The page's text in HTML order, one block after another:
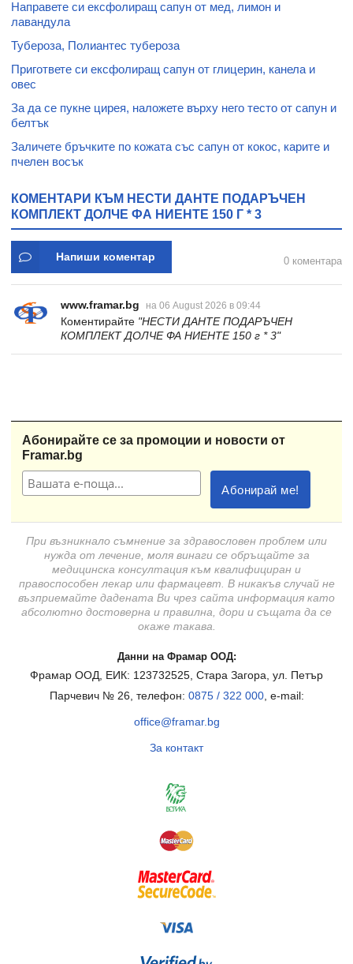
Направете си ексфолиращ сапун от мед, лимон и
лавандула
Тубероза, Полиантес тубероза
Пригответе си ексфолиращ сапун от глицерин, канела и
овес
За да се пукне цирея, наложете върху него тесто от сапун и
белтък
Заличете бръчките по кожата със сапун от кокос, карите и
пчелен восък
КОМЕНТАРИ КЪМ НЕСТИ ДАНТЕ ПОДАРЪЧЕН
КОМПЛЕКТ ДОЛЧЕ ФА НИЕНТЕ 150 Г * 3
Напиши коментар 0 коментара
www.framar.bg на 06 August 2026 в 09:44
Коментирайте "НЕСТИ ДАНТЕ ПОДАРЪЧЕН
КОМПЛЕКТ ДОЛЧЕ ФА НИЕНТЕ 150 г * 3"
Абонирайте се за промоции и новости от
Framar.bg
При възникнало съмнение за здравословен проблем или
нужда от лечение, моля винаги се обръщайте за
медицинска консултация към квалифициран и
правоспособен лекар или фармацевт. В никакъв случай не
възприемайте дадената Ви чрез сайта информация като
абсолютно достоверна и правилна, дори и същата да се
окаже такава.
Данни на Фрамар ООД:
Фрамар ООД, ЕИК: 123732525, Стара Загора, ул. Петър
Парчевич № 26, телефон: 0875 / 322 000, e-mail:
office@framar.bg
За контакт